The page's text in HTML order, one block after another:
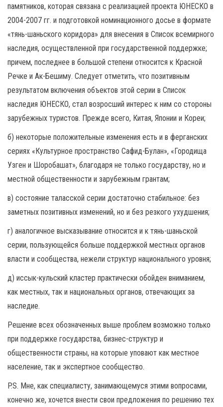
памятников, которая связана с реализацией проекта ЮНЕСКО в
2004-2007 гг. и подготовкой номинационного досье в формате
«тянь-шаньского коридора» для внесения в Список всемирного
наследия, осуществленной при государственной поддержке;
причем, последнее в большой степени относится к Красной
Речке и Ак-Бешиму. Следует отметить, что позитивным
результатом включения объектов этой серии в Список
наследия ЮНЕСКО, стал возросший интерес к ним со стороны
зарубежных туристов. Прежде всего, Китая, Японии и Кореи;
б) некоторые положительные изменения есть и в ферганских
сериях «Культурное пространство Сафид-Булан», «Городища
Узген и Шоробашат», благодаря не только государству, но и
местной общественности и зарубежным грантам;
в) состояние таласской серии достаточно стабильное: без
заметных позитивных изменений, но и без резкого ухудшения;
г) аналогичное высказывание относится и к тянь-шаньской
серии, пользующейся больше поддержкой местных органов
власти и сообщества, нежели структур национального уровня;
д) иссык-кульский кластер практически обойден вниманием,
как местных, так и национальных органов, отвечающих за
наследие.
Решение всех обозначенных выше проблем возможно только
при поддержке государства, бизнес-структур и
общественности страны, на которые уповают как местное
население, так и экспертное сообщество.
P.S. Мне, как специалисту, занимающемуся этими вопросами,
конечно же, хочется внести свои предложения по решению тех